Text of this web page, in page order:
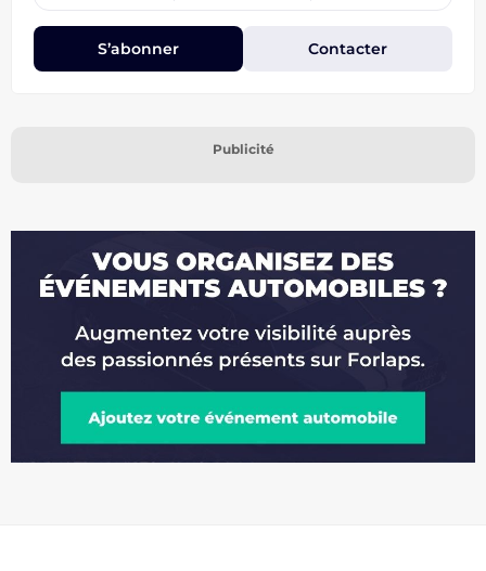
S’abonner Contacter
Publicité